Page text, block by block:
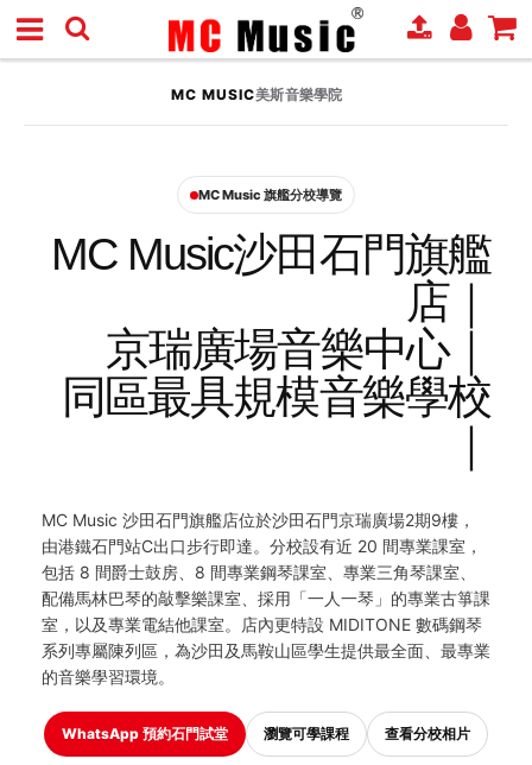
MC MUSIC美斯音樂學院
MC Music 旗艦分校導覽
MC Music沙田石門旗艦
店｜
京瑞廣場音樂中心｜
同區最具規模音樂學校
MC Music 沙田石門旗艦店位於沙田石門京瑞廣場2期9樓，
由港鐵石門站C出口步行即達。分校設有近 20 間專業課室，
包括 8 間爵士鼓房、8 間專業鋼琴課室、專業三角琴課室、
配備馬林巴琴的敲擊樂課室、採用「一人一琴」的專業古箏課
室，以及專業電結他課室。店內更特設 MIDITONE 數碼鋼琴
系列專屬陳列區，為沙田及馬鞍山區學生提供最全面、最專業
的音樂學習環境。
WhatsApp 預約石門試堂 瀏覽可學課程 查看分校相片